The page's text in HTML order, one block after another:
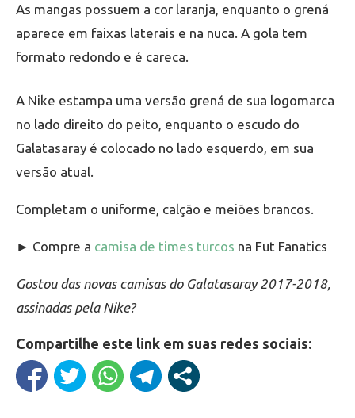
As mangas possuem a cor laranja, enquanto o grená
aparece em faixas laterais e na nuca. A gola tem
formato redondo e é careca.
A Nike estampa uma versão grená de sua logomarca
no lado direito do peito, enquanto o escudo do
Galatasaray é colocado no lado esquerdo, em sua
versão atual.
Completam o uniforme, calção e meiões brancos.
► Compre a camisa de times turcos na Fut Fanatics
Gostou das novas camisas do Galatasaray 2017-2018,
assinadas pela Nike?
Compartilhe este link em suas redes sociais: